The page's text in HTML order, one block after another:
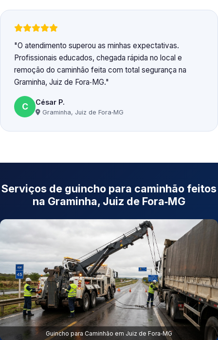
O atendimento superou as minhas expectativas.
Profissionais educados, chegada rápida no local e
remoção do caminhão feita com total segurança na
Graminha, Juiz de Fora‑MG.
C César P.
Graminha, Juiz de Fora‑MG
Serviços de guincho para caminhão feitos
na Graminha, Juiz de Fora‑MG
Guincho para Caminhão em Juiz de Fora‑MG